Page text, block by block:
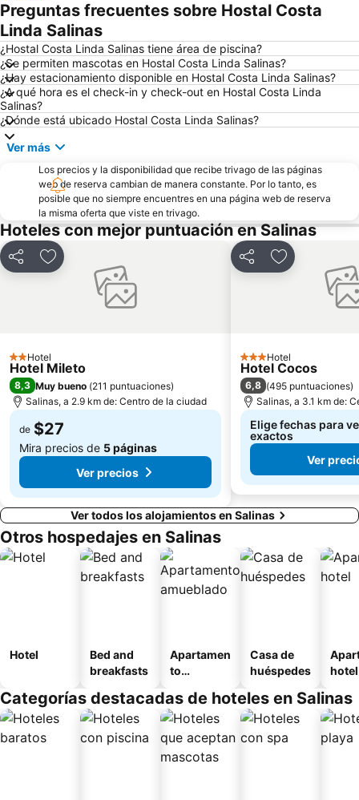
Preguntas frecuentes sobre Hostal Costa
Linda Salinas
¿Hostal Costa Linda Salinas tiene área de piscina?
¿Se permiten mascotas en Hostal Costa Linda Salinas?
¿Hay estacionamiento disponible en Hostal Costa Linda Salinas?
¿A qué hora es el check-in y check-out en Hostal Costa Linda
Salinas?
¿Dónde está ubicado Hostal Costa Linda Salinas?
Ver más
Los precios y la disponibilidad que recibe trivago de las páginas
web de reserva cambian de manera constante. Por lo tanto, es
posible que no siempre encuentres en una página web de reserva
la misma oferta que viste en trivago.
Hoteles con mejor puntuación en Salinas
CompartirAgregar a favoritos
2 Estrellas
Hotel
Hotel Mileto
8,3 Muy bueno (211 puntuaciones)
Salinas, a 2.9 km de: Centro de la ciudad
de $27
Mira precios de 5 páginas
Ver precios
CompartirAgregar a
3 Estrellas
Hotel
Hotel Cocos
6,8 (495 puntuaciones)
Salinas, a 3.1 km de:
Elige fechas para
exactos
Ver
Ver todos los alojamientos en Salinas
Otros hospedajes en Salinas
Hotel
Bed and
breakfasts
Apartamen
to
o
Casa de
huéspedes
hotel
Categorías destacadas de hoteles en Salinas